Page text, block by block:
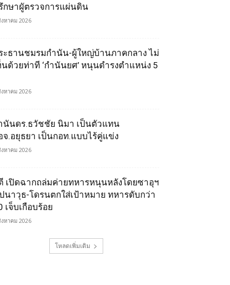
กษาผูัตรวจการแผ่นดิน
หาคม 2026
ะธานชมรมกำนัน-ผู้ใหญ่บ้านภาคกลาง ไม่
นด้วยท่าที ‘กำนันยศ’ หนุนดำรงตำแหน่ง 5
หาคม 2026
นันดร.ธวัชชัย นิมา เป็นตัวแทน
จ.อยุธยา เป็นกอท.แบบไร้คู่แข่ง
หาคม 2026
เปิดฉากถล่มค่ายทหารหนุนหลังโดยซาอุฯ
นาวุธ-โดรนตกใส่เป้าหมาย ทหารดับกว่า
เจ็บเกือบร้อย
หาคม 2026
โหลดเพิ่มเติม